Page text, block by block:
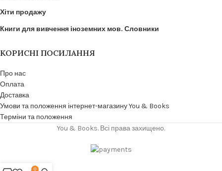
Хіти продажу
Книги для вивчення іноземних мов. Словники
КОРИСНІ ПОСИЛАННЯ
Про нас
Оплата
Доставка
Умови та положення інтернет-магазину You & Books
Терміни та положення
You & Books. Всі права захищено.
0